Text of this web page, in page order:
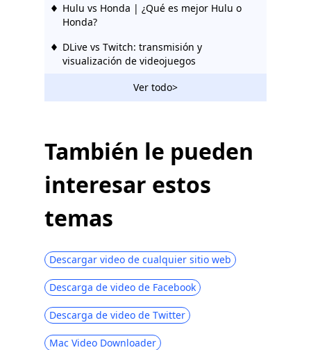
Hulu vs Honda | ¿Qué es mejor Hulu o
Honda?
DLive vs Twitch: transmisión y
visualización de videojuegos
Las 10 mejores alternativas de palomitas
de maíz en todas las plataformas
Sitios como FMovies | Descargar desde
FMovies Alternatives
KimCartoon para ver dibujos animados
2023
Las 10 mejores alternativas de TV para
terrarios | 2023 más nuevo
Los 6 mejores sitios gratuitos como
123Movies [2023]
Los 5 mejores sitios web de drama
coreano con subtítulos en inglés que te
Ver todo>
También le pueden
interesar estos
temas
Descargar video de cualquier sitio web
Descarga de video de Facebook
Descarga de video de Twitter
Mac Video Downloader